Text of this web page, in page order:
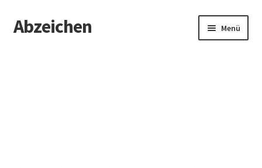
Zur
Navigation
Zum
Inhalt
Abzeichen Menü